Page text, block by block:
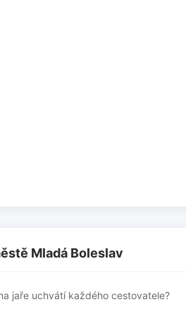
Mladá Boleslav
jaře uchvátí každého cestovatele?